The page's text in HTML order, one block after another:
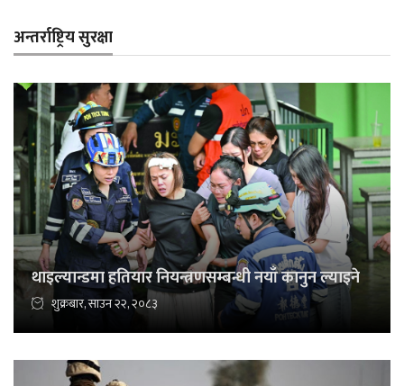
अन्तर्राष्ट्रिय सुरक्षा
थाइल्यान्डमा हतियार नियन्त्रणसम्बन्धी नयाँ कानुन ल्याइने
शुक्रबार, साउन २२, २०८३